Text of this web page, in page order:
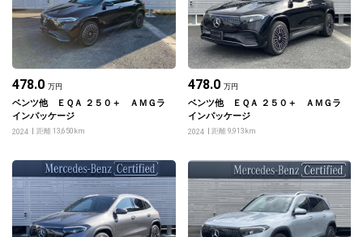
478.0 万円
ベンツ他 ＥＱＡ ２５０＋ ＡＭＧラ
インパッケージ
2024 距離 13,650km
478.0 万円
ベンツ他 ＥＱＡ ２５０＋ ＡＭＧラ
インパッケージ
2024 距離 9,913km